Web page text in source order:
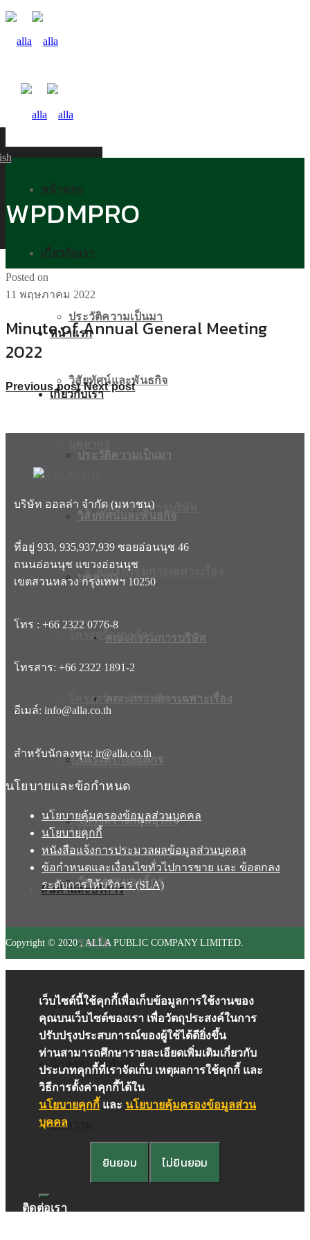
หน้าแรก
เกี่ยวกับเรา
ประวัติความเป็นมา
วิสัยทัศน์และพันธกิจ
บุคลากร
คณะกรรมการบริษัท
คณะกรรมการเฉพาะเรื่อง
โครงสร้างองค์กร
โครงสร้างกลุ่มธุรกิจ
วัฒนธรรมองค์กร
รางวัล
สินค้าและบริการ
นักลงทุนสัมพันธ์
บทความ
ติดต่อเรา
หน้าแรก
เกี่ยวกับเรา
ประวัติความเป็นมา
วิสัยทัศน์และพันธกิจ
คณะกรรมการบริษัท
คณะกรรมการเฉพาะเรื่อง
โครงสร้างองค์กร
โครงสร้างกลุ่มธุรกิจ
วัฒนธรรมองค์กร
รางวัล
สินค้าและบริการ
WPDMPRO
Posted on
11 พฤษภาคม 2022
Minute of Annual General Meeting
2022
Previous post Next post
บริษัท ออลล่า จำกัด (มหาชน)
ที่อยู่ 933, 935,937,939 ซอยอ่อนนุช 46
ถนนอ่อนนุช แขวงอ่อนนุช
เขตสวนหลวง กรุงเทพฯ 10250
โทร : +66 2322 0776-8
โทรสาร: +66 2322 1891-2
อีเมล์: info@alla.co.th
สำหรับนักลงทุน: ir@alla.co.th
นโยบายและข้อกำหนด
นโยบายคุ้มครองข้อมูลส่วนบุคคล
นโยบายคุกกี้
หนังสือแจ้งการประมวลผลข้อมูลส่วนบุคคล
ข้อกำหนดและเงื่อนไขทั่วไปการขาย และ ข้อตกลง
ระดับการให้บริการ (SLA)
Copyright © 2020 , ALLA PUBLIC COMPANY LIMITED.
เว็บไซต์นี้ใช้คุกกี้เพื่อเก็บข้อมูลการใช้งานของ
คุณบนเว็บไซต์ของเรา เพื่อวัตถุประสงค์ในการ
ปรับปรุงประสบการณ์ของผู้ใช้ได้ดียิ่งขึ้น
ท่านสามารถศึกษารายละเอียดเพิ่มเติมเกี่ยวกับ
ประเภทคุกกี้ที่เราจัดเก็บ เหตุผลการใช้คุกกี้ และ
วิธีการตั้งค่าคุกกี้ได้ใน
นโยบายคุกกี้ และ นโยบายคุ้มครองข้อมูลส่วน
บุคคล
ยินยอม ไม่ยินยอม